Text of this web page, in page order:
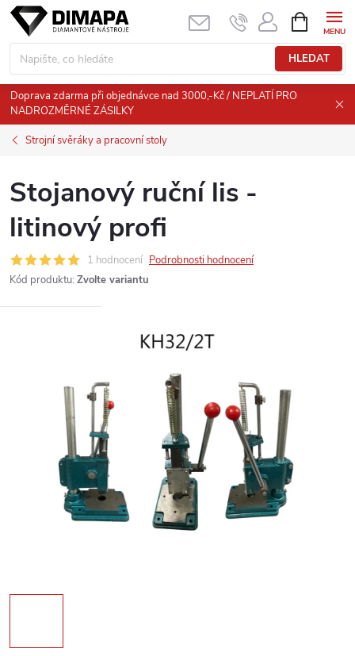
Přejít
obsah
HLEDAT
NÁKUPNÍ
KOŠÍK
Doprava zdarma při objednávce nad 3000,-Kč / NEPLATÍ PRO
NADROZMĚRNÉ ZÁSILKY
Strojní svěráky a pracovní stoly
Stojanový ruční lis -
litinový profi
1 hodnocení Podrobnosti hodnocení
Kód produktu: Zvolte variantu